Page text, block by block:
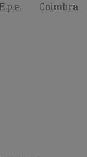
Coimbra